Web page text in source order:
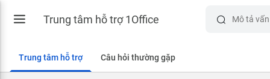
Trung tâm hỗ trợ 1Office
Trung tâm hỗ trợ Câu hỏi thường gặp